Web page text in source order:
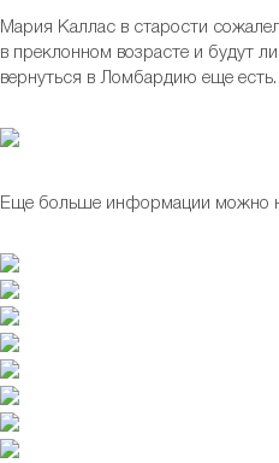
Мария Каллас в старости
в преклонном возрасте и будут
вернуться в Ломбардию еще есть.
Еще больше информации можно